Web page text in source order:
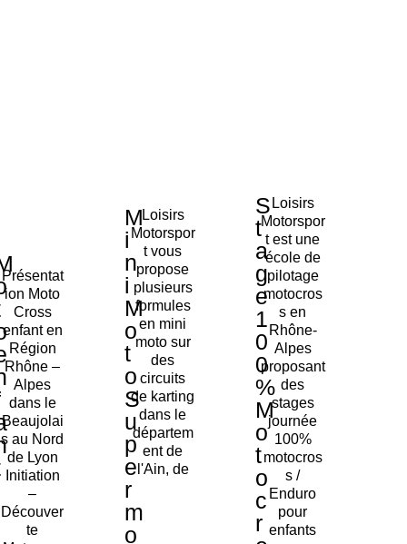
Présentat
ion Moto
Cross
enfant en
Région
Rhône –
Alpes
dans le
Beaujolai
s au Nord
de Lyon
Initiation
–
Découver
te
M
i
n
i
M
o
t
o
S
u
p
e
r
m
o
Loisirs
Motorspor
t vous
propose
plusieurs
formules
en mini
moto sur
des
circuits
de karting
dans le
départem
ent de
l'Ain, de
S
t
a
g
e
1
0
0
%
M
o
t
o
c
r
Loisirs
Motorspor
t est une
école de
pilotage
motocros
s en
Rhône-
Alpes
proposant
des
stages
journée
100%
motocros
s /
Enduro
pour
enfants